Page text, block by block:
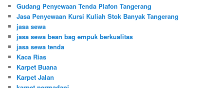
Gudang Penyewaan Tenda Plafon Tangerang
Jasa Penyewaan Kursi Kuliah Stok Banyak Tangerang
jasa sewa
jasa sewa bean bag empuk berkualitas
jasa sewa tenda
Kaca Rias
Karpet Buana
Karpet Jalan